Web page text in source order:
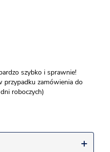
szybko i sprawnie!
przypadku zamówienia do
roboczych)